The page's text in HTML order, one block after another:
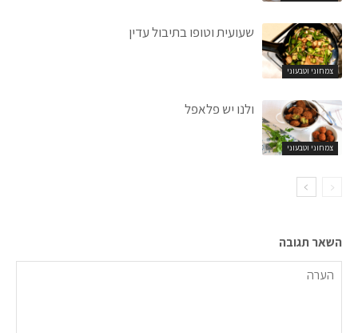
צמחוני וטבעוני
שעועית וטופו בתיבול עדין
צמחוני וטבעוני
ולנו יש פלאפל
השאר תגובה